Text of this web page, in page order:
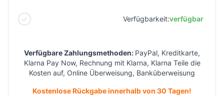
Verfügbarkeit:verfügbar
Verfügbare Zahlungsmethoden: PayPal, Kreditkarte,
Klarna Pay Now, Rechnung mit Klarna, Klarna Teile die
Kosten auf, Online Überweisung, Banküberweisung
Kostenlose Rückgabe innerhalb von 30 Tagen!